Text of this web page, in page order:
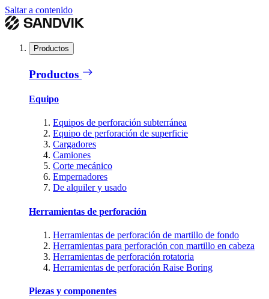
Saltar a contenido
Productos
Productos
Equipo
Equipos de perforación subterránea
Equipo de perforación de superficie
Cargadores
Camiones
Corte mecánico
Empernadores
De alquiler y usado
Herramientas de perforación
Herramientas de perforación de martillo de fondo
Herramientas para perforación con martillo en cabeza
Herramientas de perforación rotatoria
Herramientas de perforación Raise Boring
Piezas y componentes